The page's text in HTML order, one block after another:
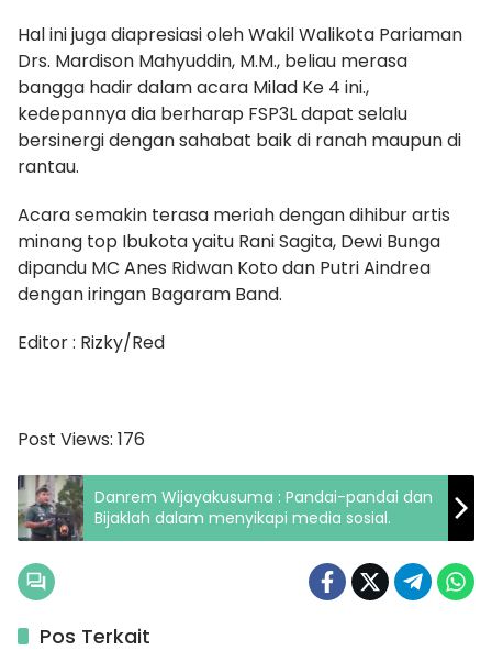
Hal ini juga diapresiasi oleh Wakil Walikota Pariaman
Drs. Mardison Mahyuddin, M.M., beliau merasa
bangga hadir dalam acara Milad Ke 4 ini.,
kedepannya dia berharap FSP3L dapat selalu
bersinergi dengan sahabat baik di ranah maupun di
rantau.
Acara semakin terasa meriah dengan dihibur artis
minang top Ibukota yaitu Rani Sagita, Dewi Bunga
dipandu MC Anes Ridwan Koto dan Putri Aindrea
dengan iringan Bagaram Band.
Editor : Rizky/Red
Post Views: 176
Danrem Wijayakusuma : Pandai-pandai dan
Bijaklah dalam menyikapi media sosial.
Pos Terkait